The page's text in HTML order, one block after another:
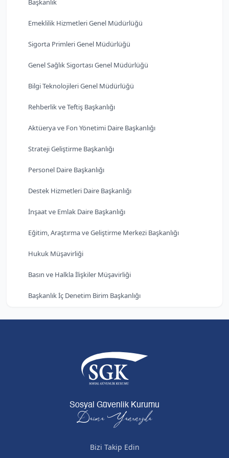
Emeklilik Hizmetleri Genel Müdürlüğü
Sigorta Primleri Genel Müdürlüğü
Genel Sağlık Sigortası Genel Müdürlüğü
Bilgi Teknolojileri Genel Müdürlüğü
Rehberlik ve Teftiş Başkanlığı
Aktüerya ve Fon Yönetimi Daire Başkanlığı
Strateji Geliştirme Başkanlığı
Personel Daire Başkanlığı
Destek Hizmetleri Daire Başkanlığı
İnşaat ve Emlak Daire Başkanlığı
Eğitim, Araştırma ve Geliştirme Merkezi Başkanlığı
Hukuk Müşavirliği
Basın ve Halkla İlişkiler Müşavirliği
Başkanlık İç Denetim Birim Başkanlığı
Sosyal Güvenlik Kurumu
Daima Yanınızda
Bizi Takip Edin